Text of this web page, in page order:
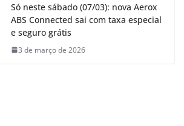
Só neste sábado (07/03): nova Aerox
ABS Connected sai com taxa especial
e seguro grátis
3 de março de 2026